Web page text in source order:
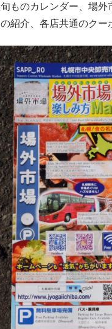
ものカレンダー、場外
紹介、各店共通のクー